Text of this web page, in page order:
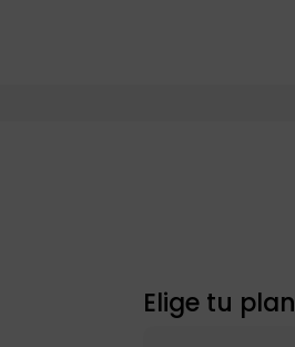
Elige tu plan